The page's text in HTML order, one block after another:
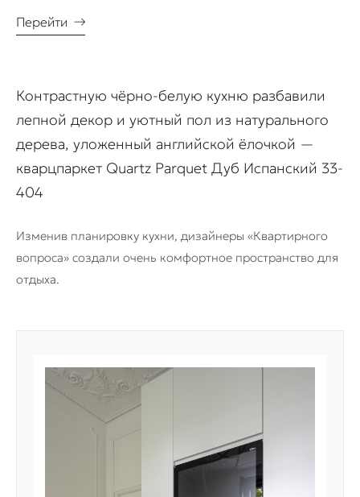
Перейти →
Контрастную чёрно-белую кухню разбавили
лепной декор и уютный пол из натурального
дерева, уложенный английской ёлочкой —
кварцпаркет Quartz Parquet Дуб Испанский 33-
404
Изменив планировку кухни, дизайнеры «Квартирного
вопроса» создали очень комфортное пространство для
отдыха.